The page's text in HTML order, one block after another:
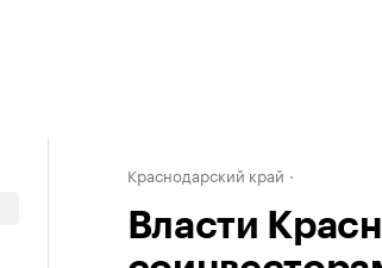
Краснодарский край
Власти